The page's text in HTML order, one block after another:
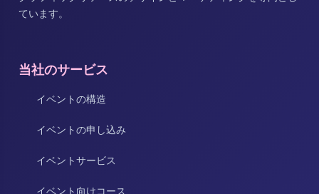
ています。
当社のサービス
イベントの構造
イベントの申し込み
イベントサービス
イベント向けコース